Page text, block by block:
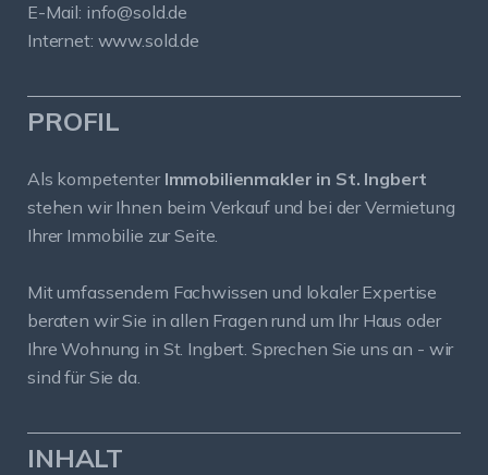
E-Mail: info@sold.de
Internet: www.sold.de
PROFIL
Als kompetenter Immobilienmakler in St. Ingbert
stehen wir Ihnen beim Verkauf und bei der Vermietung
Ihrer Immobilie zur Seite.
Mit umfassendem Fachwissen und lokaler Expertise
beraten wir Sie in allen Fragen rund um Ihr Haus oder
Ihre Wohnung in St. Ingbert. Sprechen Sie uns an - wir
sind für Sie da.
INHALT